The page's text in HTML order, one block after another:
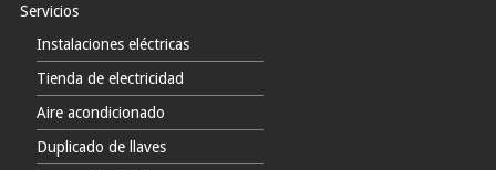
Servicios
Instalaciones eléctricas
Tienda de electricidad
Aire acondicionado
Duplicado de llaves